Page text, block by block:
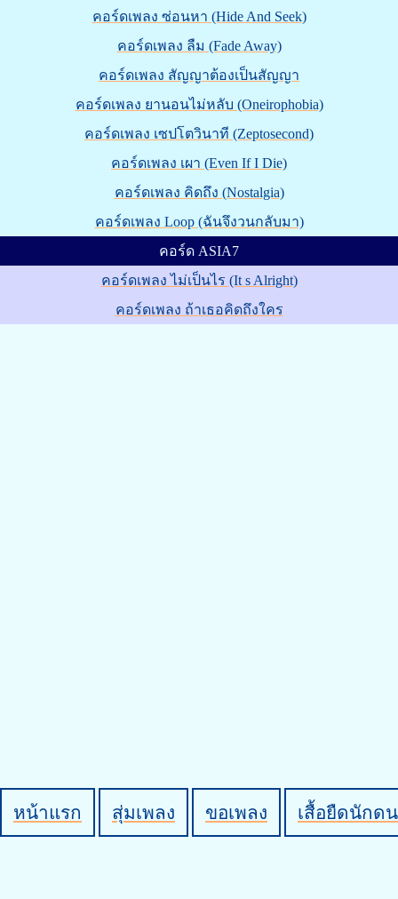
คอร์ดเพลง ซ่อนหา (Hide And Seek)
คอร์ดเพลง ลืม (Fade Away)
คอร์ดเพลง สัญญาต้องเป็นสัญญา
คอร์ดเพลง ยานอนไม่หลับ (Oneirophobia)
คอร์ดเพลง เซปโตวินาที (Zeptosecond)
คอร์ดเพลง เผา (Even If I Die)
คอร์ดเพลง คิดถึง (Nostalgia)
คอร์ดเพลง Loop (ฉันจึงวนกลับมา)
คอร์ด ASIA7
คอร์ดเพลง ไม่เป็นไร (It s Alright)
คอร์ดเพลง ถ้าเธอคิดถึงใคร
หน้าแรก สุ่มเพลง ขอเพลง เสื้อยืดนักด